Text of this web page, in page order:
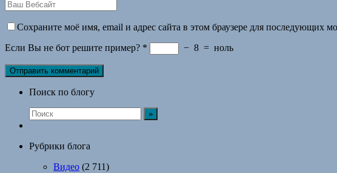
Сохраните моё имя, email и адрес сайта в этом браузере для последующих
Если Вы не бот решите пример? * − 8 = ноль
Поиск по блогу
Рубрики блога
Видео (2 711)